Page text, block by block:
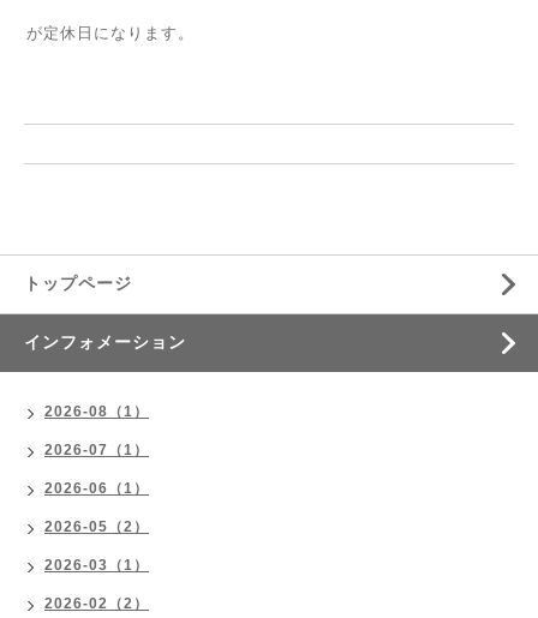
が定休日になります。
トップページ
インフォメーション
2026-08（1）
2026-07（1）
2026-06（1）
2026-05（2）
2026-03（1）
2026-02（2）